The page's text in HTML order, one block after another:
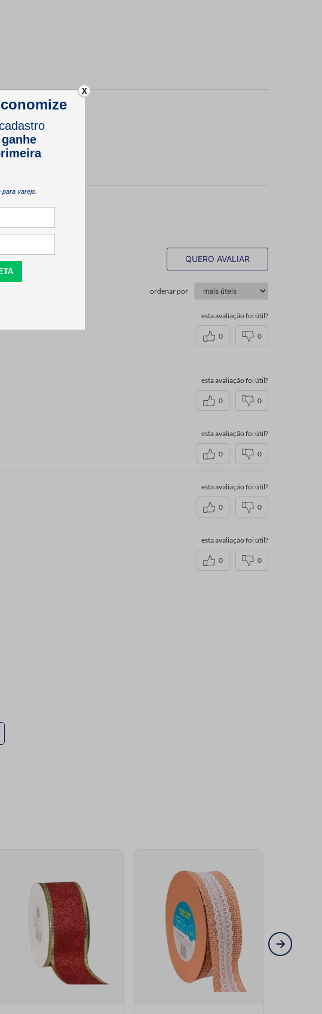
QUERO AVALIAR
ordenar por
esta avaliação foi útil?
0 0
esta avaliação foi útil?
0 0
esta avaliação foi útil?
0 0
esta avaliação foi útil?
0 0
esta avaliação foi útil?
0 0
X